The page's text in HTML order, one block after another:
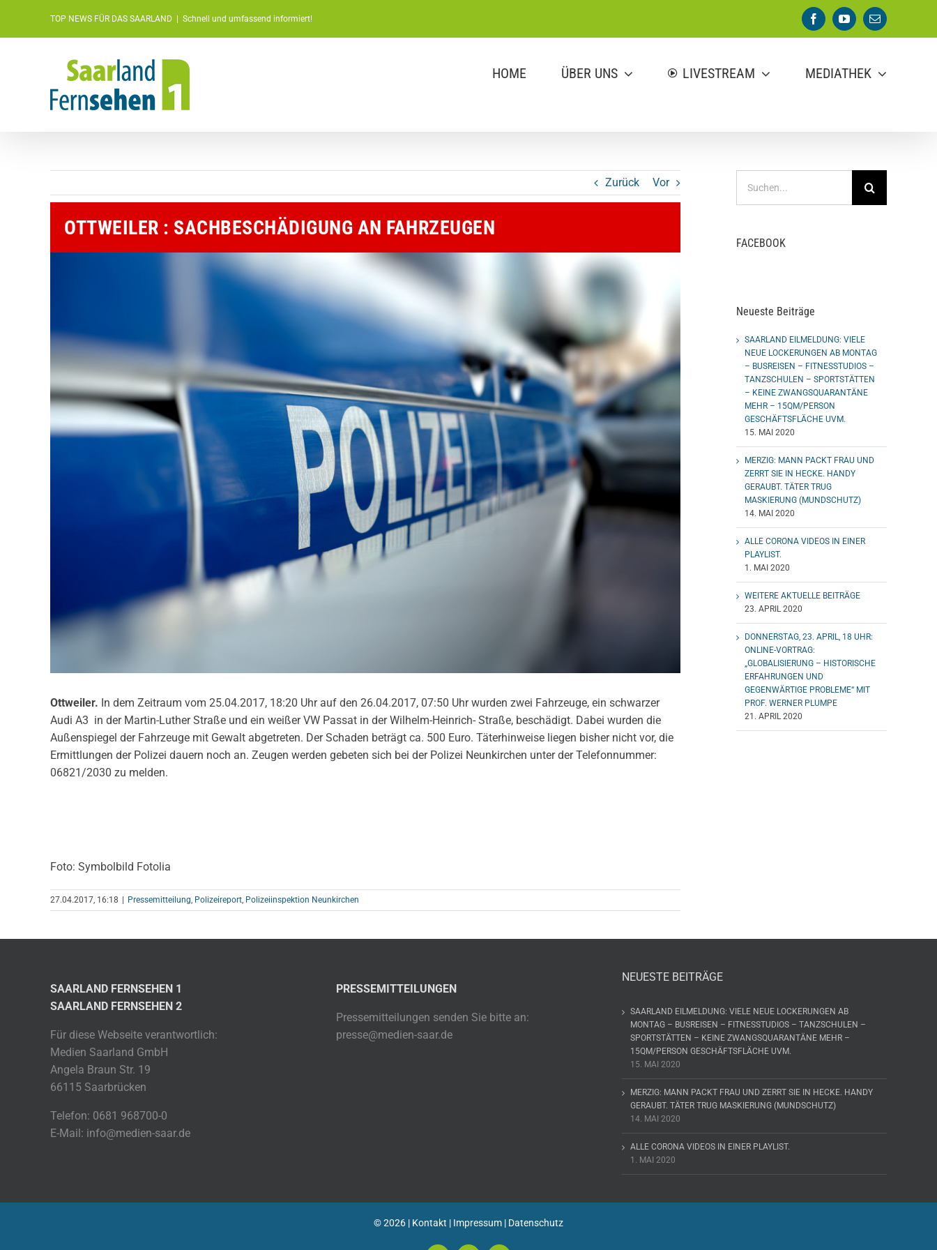
TOP NEWS FÜR DAS SAARLAND Schnell und umfassend informiert! FacebookYouTube
E-
Mail
HOME ÜBER UNS LIVESTREAM MEDIATHEK
Zurück Vor
OTTWEILER : SACHBESCHÄDIGUNG AN FAHRZEUGEN
Ottweiler. In dem Zeitraum vom 25.04.2017, 18:20 Uhr auf den 26.04.2017, 07:50 Uhr wurden zwei Fahrzeuge, ein schwarzer
Audi A3 in der Martin-Luther Straße und ein weißer VW Passat in der Wilhelm-Heinrich- Straße, beschädigt. Dabei wurden die
Außenspiegel der Fahrzeuge mit Gewalt abgetreten. Der Schaden beträgt ca. 500 Euro. Täterhinweise liegen bisher nicht vor, die
Ermittlungen der Polizei dauern noch an. Zeugen werden gebeten sich bei der Polizei Neunkirchen unter der Telefonnummer:
06821/2030 zu melden.
Foto: Symbolbild Fotolia
27.04.2017, 16:18 | Pressemitteilung Polizeireport Polizeiinspektion Neunkirchen
nach:
FACEBOOK
Neueste Beiträge
SAARLAND EILMELDUNG: VIELE
NEUE LOCKERUNGEN AB MONTAG
– BUSREISEN – FITNESSTUDIOS –
TANZSCHULEN – SPORTSTÄTTEN
– KEINE ZWANGSQUARANTÄNE
MEHR – 15QM/PERSON
GESCHÄFTSFLÄCHE UVM.
15. MAI 2020
MERZIG: MANN PACKT FRAU UND
ZERRT SIE IN HECKE. HANDY
GERAUBT. TÄTER TRUG
MASKIERUNG (MUNDSCHUTZ)
14. MAI 2020
ALLE CORONA VIDEOS IN EINER
PLAYLIST.
1. MAI 2020
WEITERE AKTUELLE BEITRÄGE
23. APRIL 2020
DONNERSTAG, 23. APRIL, 18 UHR:
ONLINE-VORTRAG:
„GLOBALISIERUNG – HISTORISCHE
ERFAHRUNGEN UND
GEGENWÄRTIGE PROBLEME“ MIT
PROF. WERNER PLUMPE
21. APRIL 2020
SAARLAND FERNSEHEN 1
SAARLAND FERNSEHEN 2
Für diese Webseite verantwortlich:
Medien Saarland GmbH
Angela Braun Str. 19
66115 Saarbrücken
Telefon: 0681 968700-0
E-Mail: info@medien-saar.de
PRESSEMITTEILUNGEN
Pressemitteilungen senden Sie bitte an:
presse@medien-saar.de
NEUESTE BEITRÄGE
SAARLAND EILMELDUNG: VIELE NEUE LOCKERUNGEN AB
MONTAG – BUSREISEN – FITNESSTUDIOS – TANZSCHULEN –
SPORTSTÄTTEN – KEINE ZWANGSQUARANTÄNE MEHR –
15QM/PERSON GESCHÄFTSFLÄCHE UVM.
15. MAI 2020
MERZIG: MANN PACKT FRAU UND ZERRT SIE IN HECKE. HANDY
GERAUBT. TÄTER TRUG MASKIERUNG (MUNDSCHUTZ)
14. MAI 2020
ALLE CORONA VIDEOS IN EINER PLAYLIST.
1. MAI 2020
©2026 | Kontakt | Impressum | Datenschutz